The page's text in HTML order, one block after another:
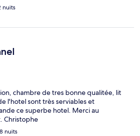
nuits
chambre de tres bonne qualitée, lit
l'hotel sont très serviables et
ce superbe hotel. Merci au
Christophe
nuits